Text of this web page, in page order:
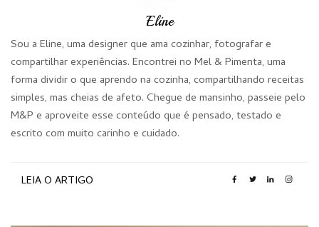
Eline
Sou a Eline, uma designer que ama cozinhar, fotografar e
compartilhar experiências. Encontrei no Mel & Pimenta, uma
forma dividir o que aprendo na cozinha, compartilhando receitas
simples, mas cheias de afeto. Chegue de mansinho, passeie pelo
M&P e aproveite esse conteúdo que é pensado, testado e
escrito com muito carinho e cuidado.
LEIA O ARTIGO